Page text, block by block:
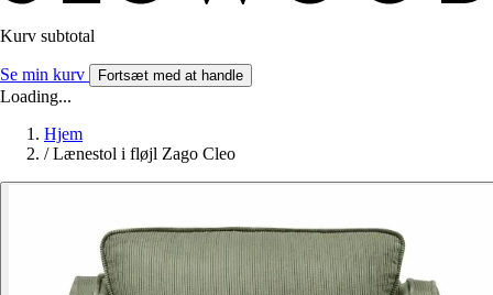
Kurv subtotal
Se min kurv Fortsæt med at handle
Loading...
Hjem
/ Lænestol i fløjl Zago Cleo